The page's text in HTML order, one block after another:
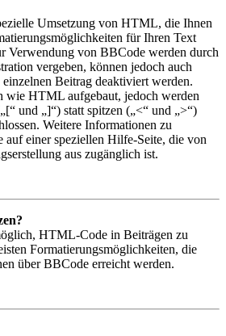
Umsetzung von HTML, die Ihnen
für Ihren Text
Verwendung von BBCode werden durch
vergeben, können jedoch auch
Beitrag deaktiviert werden.
wie HTML aufgebaut, jedoch werden
und „]“) statt spitzen („<“ und „>“)
Weitere Informationen zu
auf einer speziellen Hilfe-Seite, die von
aus zugänglich ist.
HTML-Code in Beiträgen zu
Formatierungsmöglichkeiten, die
über BBCode erreicht werden.